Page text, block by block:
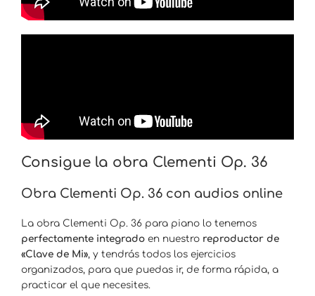
Consigue la obra Clementi Op. 36
Obra Clementi Op. 36 con audios online
La obra Clementi Op. 36 para piano lo tenemos
perfectamente integrado en nuestro reproductor de
«Clave de Mi», y tendrás todos los ejercicios
organizados, para que puedas ir, de forma rápida, a
practicar el que necesites.